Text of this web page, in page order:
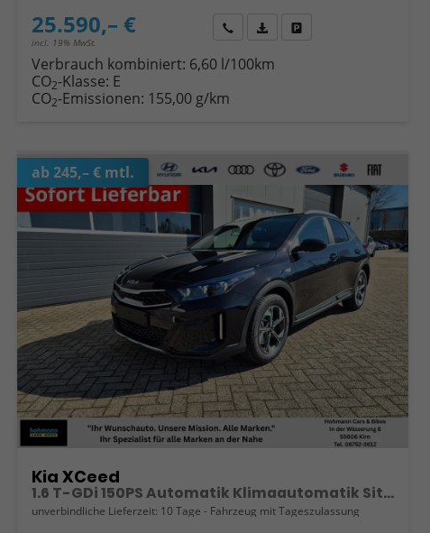
25.590,– €
incl. 19% MwSt.
Wir rufen Sie an
Fahrzeugexposé (PDF)
Fahrzeug parken
Verbrauch kombiniert: 6,60 l/100km
CO2-Klasse: E
CO2-Emissionen: 155,00 g/km
ab 245,– € mtl.
Kia XCeed
1.6 T-GDi 150PS Automatik Klimaautomatik Sitzheizung Lenkradheizung Navi PDC Rückf.Kamera abged.Scheiben Apple CarPlay Android Auto
unverbindliche Lieferzeit: 10 Tage Fahrzeug mit Tageszulassung